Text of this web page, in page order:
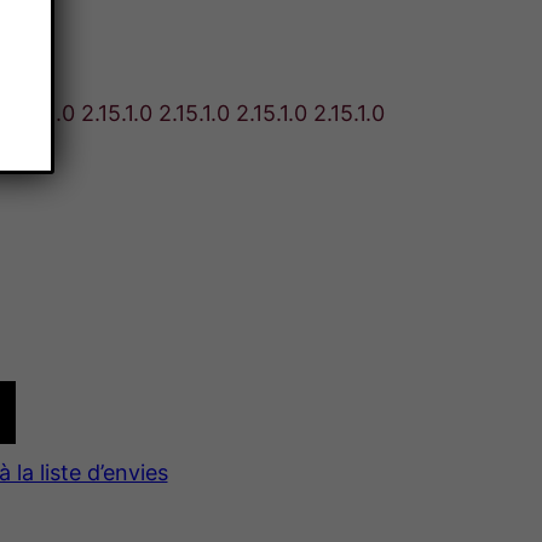
2.15.1.0 2.15.1.0 2.15.1.0 2.15.1.0
la liste d’envies